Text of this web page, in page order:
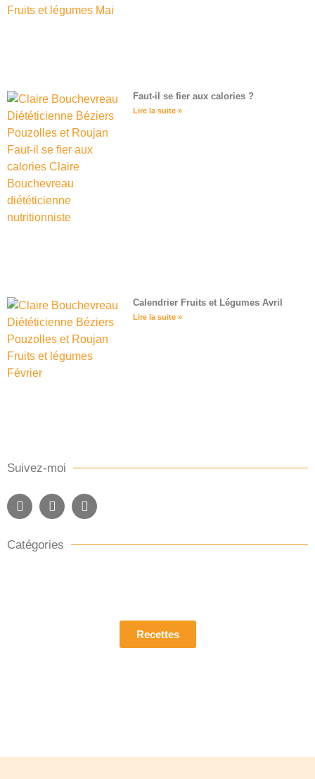
Faut-il se fier aux calories ?
Lire la suite »
Calendrier Fruits et Légumes Avril
Lire la suite »
Suivez-moi
Catégories
Recettes